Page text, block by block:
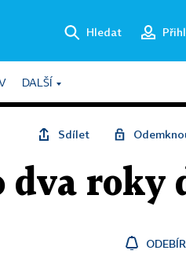
Hledat
DALŠÍ
Sdílet
dva roky